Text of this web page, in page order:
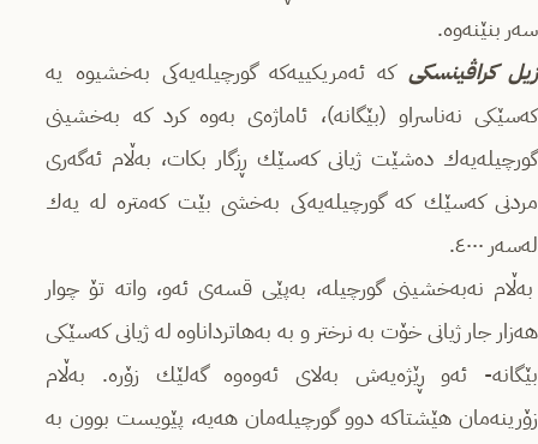
سه‌ر بنێنه‌وه‌.
زیل كراڤینسكی كه‌ ئه‌مریكییه‌كه‌ گورچیله‌یه‌كی به‌خشیوه‌ یه‌
كه‌سێكی نه‌ناسراو (بێگانه‌)، ئاماژه‌ی به‌وه‌ كرد كه‌ به‌خشینی
گورچیله‌یه‌ك ده‌شێت ژیانی كه‌سێك ڕزگار بكات، به‌ڵام ئه‌گه‌ری
مردنی كه‌سێك كه‌ گورچیله‌یه‌كی به‌خشی بێت كه‌متره‌ له‌ یه‌ك
له‌سه‌ر ٤٠٠٠.
به‌ڵام نه‌به‌خشینی گورچیله‌، به‌پێی قسه‌ی ئه‌و، واته‌ تۆ چوار
هه‌زار جار ژیانی خۆت به‌ نرختر و به‌ به‌هاترداناوه‌ له‌ ژیانی كه‌سێكی
بێگانه‌- ئه‌و ڕێژه‌یه‌ش به‌لای ئه‌وه‌وه‌ گه‌لێك زۆره‌. به‌ڵام
زۆرینه‌مان هێشتاكه‌ دوو گورچیله‌مان هه‌یه‌، پێویست بوون به‌